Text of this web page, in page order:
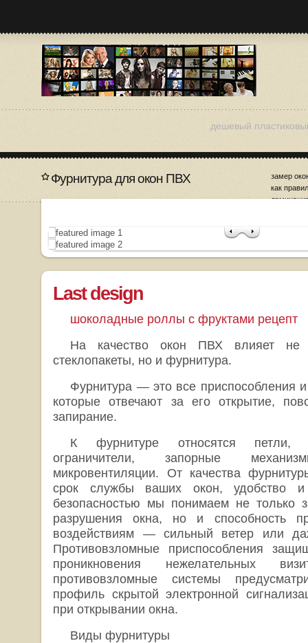
дешевый
замер
как
Фурнитура для окон ПВХ
Last design
шоколадные роллы с фруктами рецепт
На качество окон ПВХ влияет не
стеклопакеты, но и фурнитура.
Фурнитура — это все приспособления
которые отвечают за его открытие,
запирание.
К фурнитуре относятся петли,
ограничители, запорные
микровентиляции. От качества
срок службы ваших окон, удобство и
безопасностью мы понимаем не только
разрушения окна, но и способность
воздействиям — сильный ветер или
Противовзломные приспособления
проникновения нежелательных
противовзломные системы
профиль скрытой электронной
при открывании окна.
Виды фурнитуры